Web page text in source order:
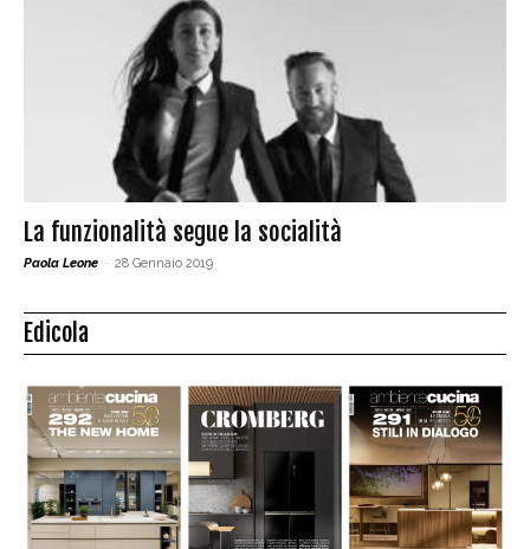
La funzionalità segue la socialità
Paola Leone - 28 Gennaio 2019
Edicola